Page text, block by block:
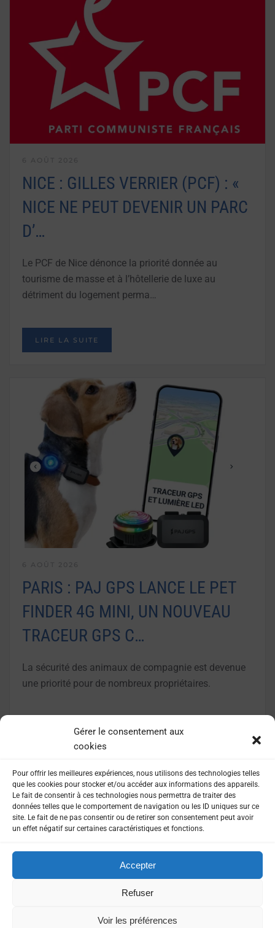
Gérer le consentement aux
cookies
Pour offrir les meilleures expériences, nous utilisons des technologies telles
que les cookies pour stocker et/ou accéder aux informations des appareils.
Le fait de consentir à ces technologies nous permettra de traiter des
données telles que le comportement de navigation ou les ID uniques sur ce
site. Le fait de ne pas consentir ou de retirer son consentement peut avoir
un effet négatif sur certaines caractéristiques et fonctions.
Accepter
Refuser
Voir les préférences
NICE : GILLES VERRIER (PCF) : «
NICE NE PEUT DEVENIR UN PARC
D’…
Le PCF de Nice dénonce la priorité donnée au
tourisme de masse et à l’hôtellerie de luxe au
détriment du logement perma…
LIRE LA SUITE
PARIS : PAJ GPS LANCE LE PET
FINDER 4G MINI, UN NOUVEAU
TRACEUR GPS C…
La sécurité des animaux de compagnie est devenue
une priorité pour de nombreux propriétaires.
LIRE LA SUITE
MENTIONS LÉGALES
POLITIQUE DE CONFIDENTIALITÉ